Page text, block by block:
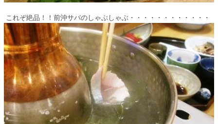
これぞ絶品！！前沖サバのしゃぶしゃぶ・・・・・・・・・・・・